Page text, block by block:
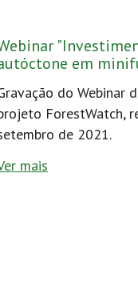
em
do Webinar
ForestWatch,
de 2021.
mais